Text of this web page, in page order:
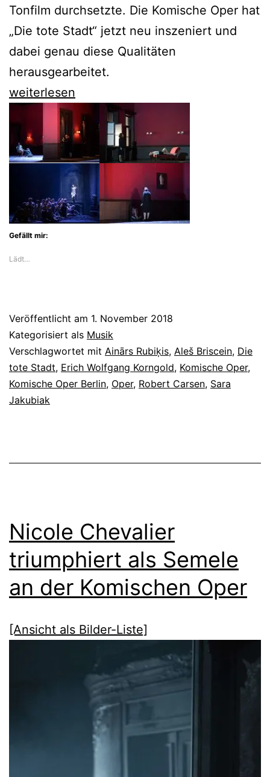
Tonfilm durchsetzte. Die Komische Oper hat
„Die tote Stadt“ jetzt neu inszeniert und
dabei genau diese Qualitäten
herausgearbeitet.
Die
Komische
Oper
zeigt
„Die
tote
Stadt“
von
weiterlesen
Gefällt mir:
Lädt…
Veröffentlicht am 1. November 2018
Kategorisiert als Musik
Verschlagwortet mit Ainārs Rubiķis, Aleš Briscein, Die
tote Stadt, Erich Wolfgang Korngold, Komische Oper,
Komische Oper Berlin, Oper, Robert Carsen, Sara
Jakubiak
Nicole Chevalier
triumphiert als Semele
an der Komischen Oper
[Ansicht als Bilder-Liste]